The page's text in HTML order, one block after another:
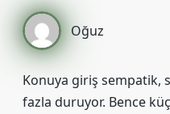
Oğuz
Konuya giriş sempatik,
fazla duruyor. Bence